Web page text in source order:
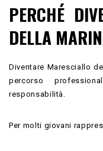
PERCHÉ
DELLA
Diventare Maresciallo
percorso
responsabilità.
Per molti giovani